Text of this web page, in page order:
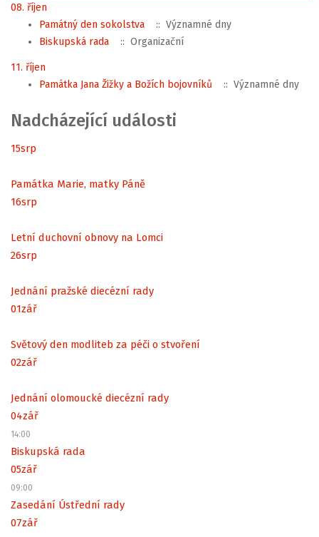
08. říjen
Památný den sokolstva
:: Významné dny
Biskupská rada
:: Organizační
11. říjen
Památka Jana Žižky a Božích bojovníků
:: Významné dny
Nadcházející události
15srp
Památka Marie, matky Páně
16srp
Letní duchovní obnovy na Lomci
26srp
Jednání pražské diecézní rady
01zář
Světový den modliteb za péči o stvoření
02zář
Jednání olomoucké diecézní rady
04zář
14:00
Biskupská rada
05zář
09:00
Zasedání Ústřední rady
07zář